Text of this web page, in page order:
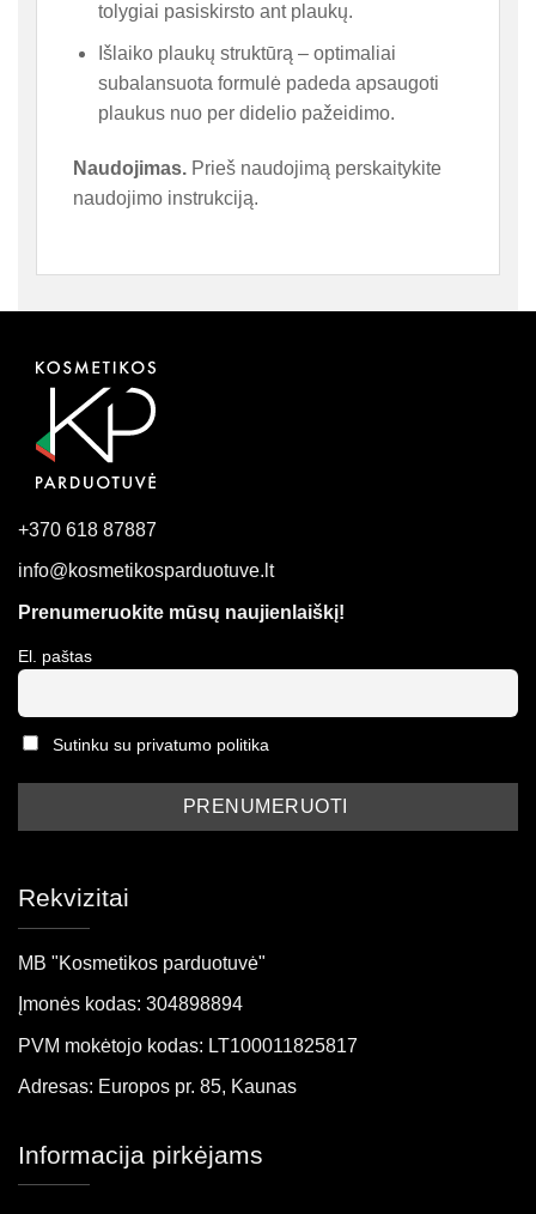
tolygiai pasiskirsto ant plaukų.
Išlaiko plaukų struktūrą – optimaliai
subalansuota formulė padeda apsaugoti
plaukus nuo per didelio pažeidimo.
Naudojimas. Prieš naudojimą perskaitykite
naudojimo instrukciją.
+370 618 87887
info@kosmetikosparduotuve.lt
Prenumeruokite mūsų naujienlaiškį!
El. paštas
Sutinku su privatumo politika
Rekvizitai
MB "Kosmetikos parduotuvė"
Įmonės kodas: 304898894
PVM mokėtojo kodas: LT100011825817
Adresas: Europos pr. 85, Kaunas
Informacija pirkėjams